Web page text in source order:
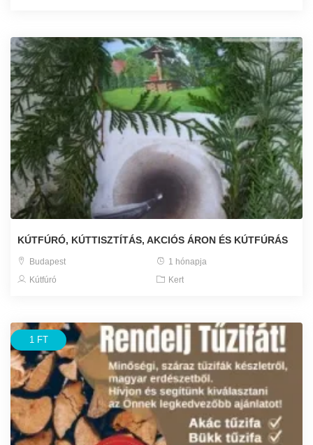
KÚTFÚRÓ, KÚTTISZTÍTÁS, AKCIÓS ÁRON ÉS KÚTFÚRÁS
Budapest
1 hónapja
Kútfúró
Kert
1 FT